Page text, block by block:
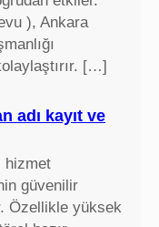
), Ankara
[…]
adı kayıt ve
hizmet
güvenilir
Özellikle yüksek